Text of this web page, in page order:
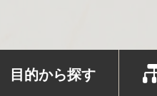
目的から探す